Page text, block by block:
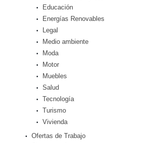
Educación
Energías Renovables
Legal
Medio ambiente
Moda
Motor
Muebles
Salud
Tecnología
Turismo
Vivienda
Ofertas de Trabajo